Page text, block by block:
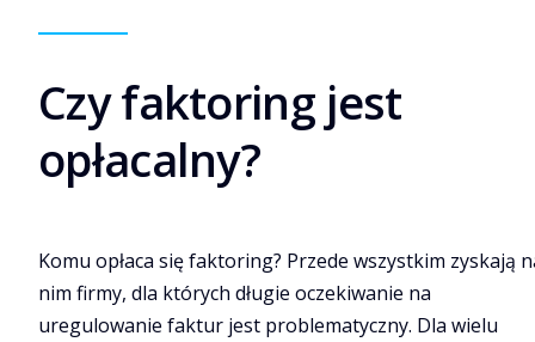
Czy faktoring jest
opłacalny?
Komu opłaca się faktoring? Przede wszystkim zyskają
nim firmy, dla których długie oczekiwanie na
uregulowanie faktur jest problematyczny. Dla wielu